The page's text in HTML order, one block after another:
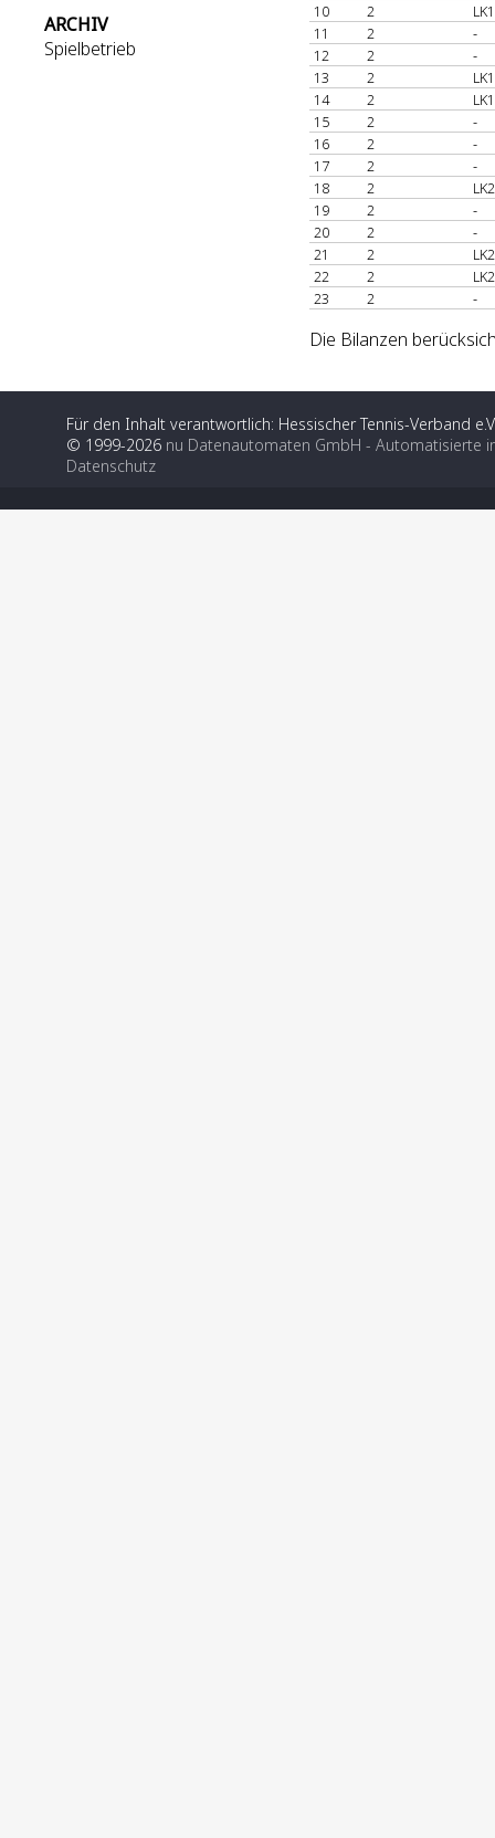
ARCHIV
Spielbetrieb
10
2
11
2
-
12
2
-
13
2
14
2
15
2
-
16
2
-
17
2
-
18
2
19
2
-
20
2
-
21
2
22
2
23
2 -
Die Bilanzen
Für den Inhalt verantwortlich: Hessischer Tennis-Verband
© 1999-2026 nu Datenautomaten GmbH - Automatisierte
Datenschutz